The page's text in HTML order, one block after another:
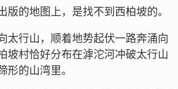
版的地图上，是找不到西柏坡的。
太行山，顺着地势起伏一路奔涌向
坡村恰好分布在滹沱河冲破太行山
形的山湾里。